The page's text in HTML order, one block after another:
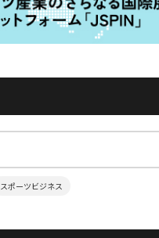
スポーツビジネス